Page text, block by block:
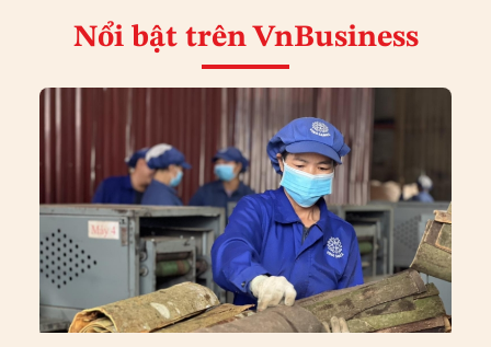
Nổi bật trên VnBusiness